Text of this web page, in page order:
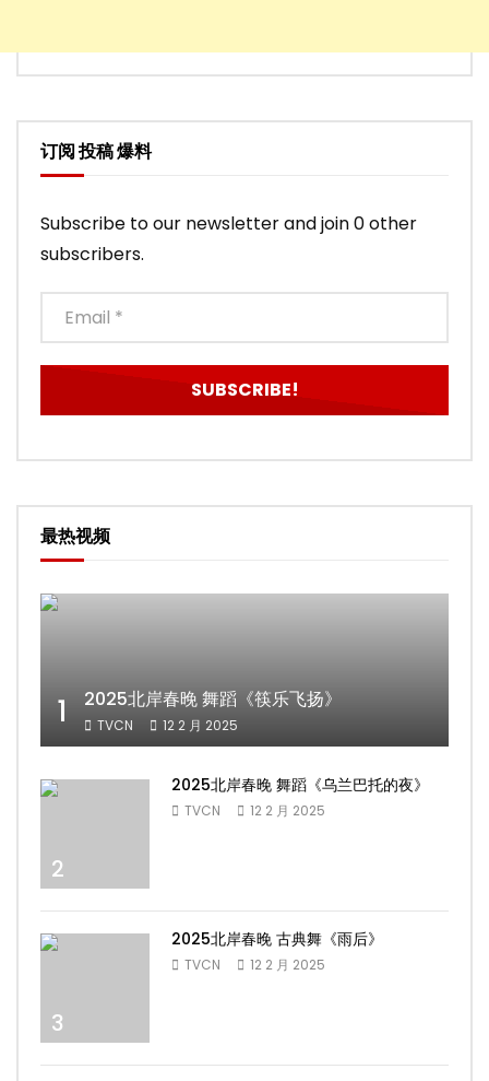
订阅 投稿 爆料
Subscribe to our newsletter and join 0 other
subscribers.
最热视频
1 2025北岸春晚 舞蹈《筷乐飞扬》
TVCN 12 2 月 2025
2
2025北岸春晚 舞蹈《乌兰巴托的夜》
TVCN 12 2 月 2025
3
2025北岸春晚 古典舞《雨后》
TVCN 12 2 月 2025